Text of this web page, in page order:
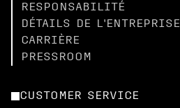
RESPONSABILITÉ
DÉTAILS DE L'ENTREPRISE
CARRIÈRE
PRESSROOM
CUSTOMER SERVICE